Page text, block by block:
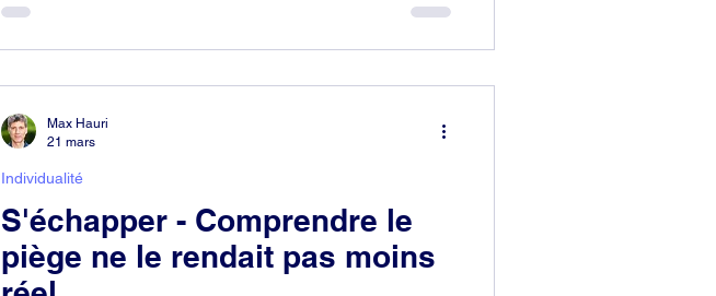
S'échapper - Comprendre le
piège ne le rendait pas moins
Individualité
Max Hauri
21 mars